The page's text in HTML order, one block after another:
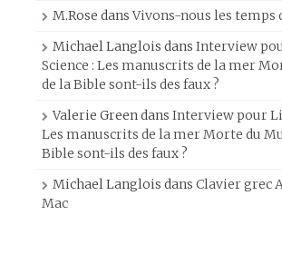
M.Rose dansVivons-nous les temps
Michael Langlois dans Interview
Science : Les manuscrits de la mer
de la Bible sont-ils des faux ?
Valerie Greendans Interview pour
Les manuscrits de la mer Morte du
Bible sont-ils des faux ?
Michael Langlois dans Clavier grec
Mac